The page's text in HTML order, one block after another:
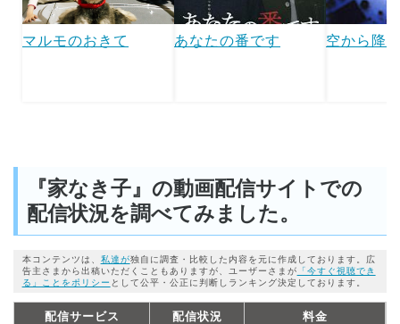
マルモのおきて あなたの番です 空から降
『家なき子』の動画配信サイトでの
配信状況を調べてみました。
本コンテンツは、 私達が独自に調査・比較した内容を元に作成しております。広
告主さまから出稿いただくこともありますが、ユーザーさまが 「今すぐ視聴でき
る」ことをポリシー として公平・公正に判断しランキング決定しております。
配信サービス 配信状況 料金